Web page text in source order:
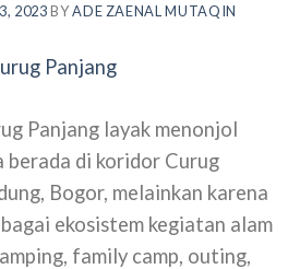
2023 BYADE ZAENAL MUTAQIN
Panjang layak menonjol
berada di koridor Curug
Bogor, melainkan karena
ekosistem kegiatan alam
family camp, outing,